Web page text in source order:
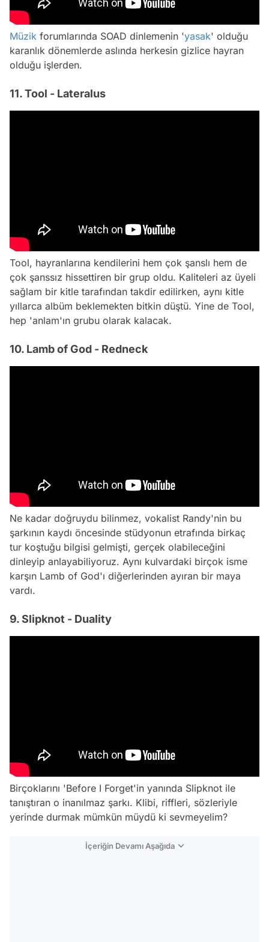
Müzik forumlarında SOAD dinlemenin 'yasak' olduğu
karanlık dönemlerde aslında herkesin gizlice hayran
olduğu işlerden.
11. Tool - Lateralus
Tool, hayranlarına kendilerini hem çok şanslı hem de
çok şanssız hissettiren bir grup oldu. Kaliteleri az üyeli
sağlam bir kitle tarafından takdir edilirken, aynı kitle
yıllarca albüm beklemekten bitkin düştü. Yine de Tool,
hep 'anlam'ın grubu olarak kalacak.
10. Lamb of God - Redneck
Ne kadar doğruydu bilinmez, vokalist Randy'nin bu
şarkının kaydı öncesinde stüdyonun etrafında birkaç
tur koştuğu bilgisi gelmişti, gerçek olabileceğini
dinleyip anlayabiliyoruz. Aynı kulvardaki birçok isme
karşın Lamb of God'ı diğerlerinden ayıran bir maya
vardı.
9. Slipknot - Duality
Birçoklarını 'Before I Forget'in yanında Slipknot ile
tanıştıran o inanılmaz şarkı. Klibi, riffleri, sözleriyle
yerinde durmak mümkün müydü ki sevmeyelim?
İçeriğin Devamı Aşağıda